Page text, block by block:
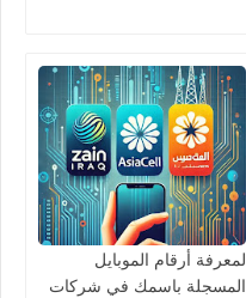
لمعرفة أرقام الموبايل
المسجلة باسمك في شركات